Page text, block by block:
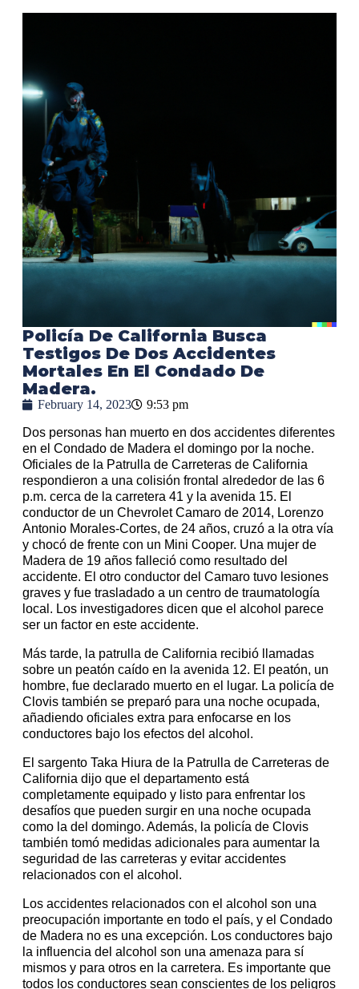
Policía De California Busca
Testigos De Dos Accidentes
Mortales En El Condado De
Madera.
February 14, 2023 9:53 pm
Dos personas han muerto en dos accidentes diferentes
en el Condado de Madera el domingo por la noche.
Oficiales de la Patrulla de Carreteras de California
respondieron a una colisión frontal alrededor de las 6
p.m. cerca de la carretera 41 y la avenida 15. El
conductor de un Chevrolet Camaro de 2014, Lorenzo
Antonio Morales-Cortes, de 24 años, cruzó a la otra vía
y chocó de frente con un Mini Cooper. Una mujer de
Madera de 19 años falleció como resultado del
accidente. El otro conductor del Camaro tuvo lesiones
graves y fue trasladado a un centro de traumatología
local. Los investigadores dicen que el alcohol parece
ser un factor en este accidente.
Más tarde, la patrulla de California recibió llamadas
sobre un peatón caído en la avenida 12. El peatón, un
hombre, fue declarado muerto en el lugar. La policía de
Clovis también se preparó para una noche ocupada,
añadiendo oficiales extra para enfocarse en los
conductores bajo los efectos del alcohol.
El sargento Taka Hiura de la Patrulla de Carreteras de
California dijo que el departamento está
completamente equipado y listo para enfrentar los
desafíos que pueden surgir en una noche ocupada
como la del domingo. Además, la policía de Clovis
también tomó medidas adicionales para aumentar la
seguridad de las carreteras y evitar accidentes
relacionados con el alcohol.
Los accidentes relacionados con el alcohol son una
preocupación importante en todo el país, y el Condado
de Madera no es una excepción. Los conductores bajo
la influencia del alcohol son una amenaza para sí
mismos y para otros en la carretera. Es importante que
todos los conductores sean conscientes de los peligros